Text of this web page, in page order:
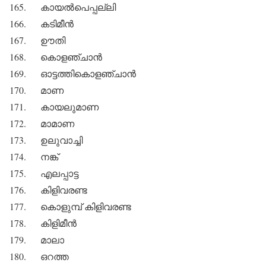
165. കായല്‍പെപ്പല്ലി
166. കടിമീന്‍
167. ഊതി
168. കൊളഞ്ചാന്‍
169. ഓട്ടത്തികൊളഞ്ചാന്‍
170. മാണ
171. കായലുമാണ
172. മാമാണ
173. ഉലുവാച്ചി
174. നങ്ക്
175. എലപ്പാട്ട
176. കിളിവരണ്ട
177. കൊളുമ്പ് കിളിവരണ്ട
178. കിളിമീന്‍
179. മാലാ
180. ഒറത്ത